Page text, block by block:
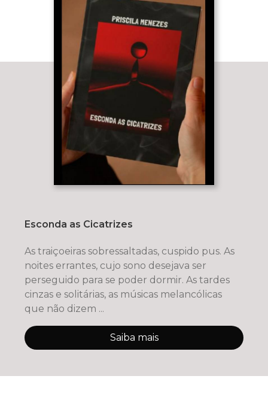
Esconda as Cicatrizes
As traiçoeiras sobressaltadas, cuspido pus. As
noites errantes, cujo sono desejava ser
perseguido para se poder dormir. As tardes
cinzas e solitárias, as músicas melancólicas
que não dizem ...
Saiba mais